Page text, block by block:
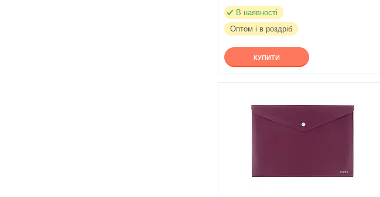
В наявності
Оптом і в роздріб
КУПИТИ